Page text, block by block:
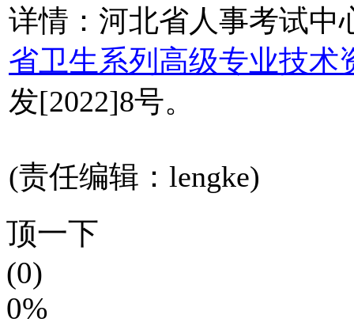
详情：河北省人事考试中
省卫生系列高级专业技术
发[2022]8号。
(责任编辑：lengke)
顶一下
(0)
0%